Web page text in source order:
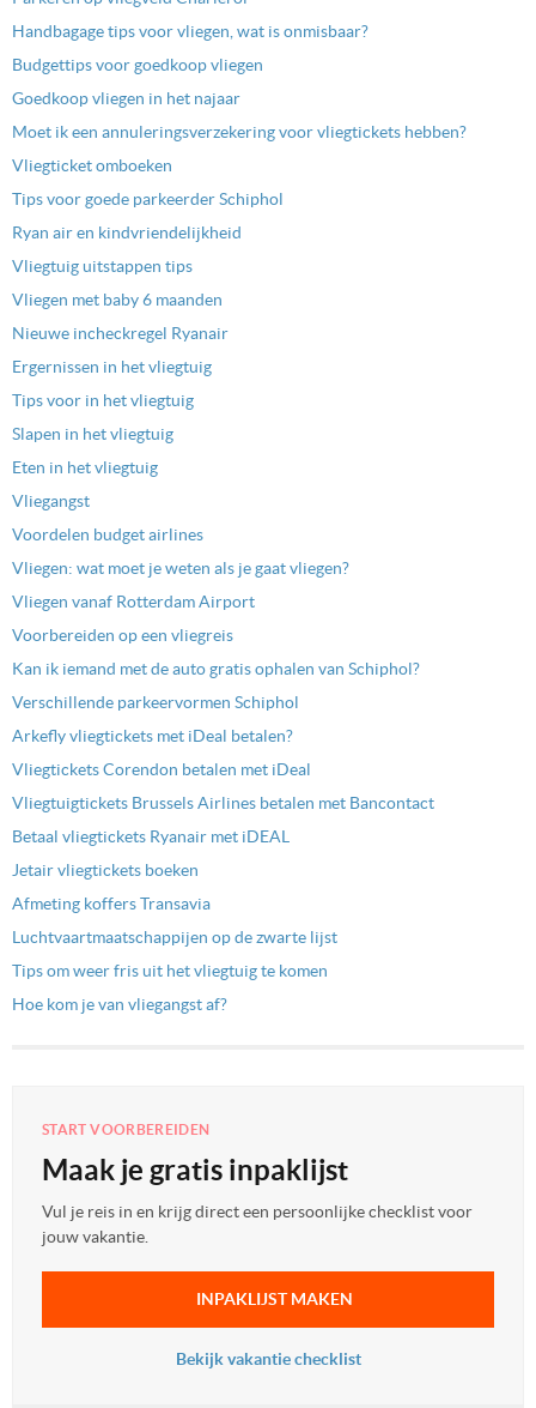
Handbagage tips voor vliegen, wat is onmisbaar?
Budgettips voor goedkoop vliegen
Goedkoop vliegen in het najaar
Moet ik een annuleringsverzekering voor vliegtickets hebben?
Vliegticket omboeken
Tips voor goede parkeerder Schiphol
Ryan air en kindvriendelijkheid
Vliegtuig uitstappen tips
Vliegen met baby 6 maanden
Nieuwe incheckregel Ryanair
Ergernissen in het vliegtuig
Tips voor in het vliegtuig
Slapen in het vliegtuig
Eten in het vliegtuig
Vliegangst
Voordelen budget airlines
Vliegen: wat moet je weten als je gaat vliegen?
Vliegen vanaf Rotterdam Airport
Voorbereiden op een vliegreis
Kan ik iemand met de auto gratis ophalen van Schiphol?
Verschillende parkeervormen Schiphol
Arkefly vliegtickets met iDeal betalen?
Vliegtickets Corendon betalen met iDeal
Vliegtuigtickets Brussels Airlines betalen met Bancontact
Betaal vliegtickets Ryanair met iDEAL
Jetair vliegtickets boeken
Afmeting koffers Transavia
Luchtvaartmaatschappijen op de zwarte lijst
Tips om weer fris uit het vliegtuig te komen
Hoe kom je van vliegangst af?
START VOORBEREIDEN
Maak je gratis inpaklijst
Vul je reis in en krijg direct een persoonlijke checklist voor
jouw vakantie.
INPAKLIJST MAKEN
Bekijk vakantie checklist